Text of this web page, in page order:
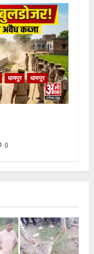
धामपुर
धामपुर
0